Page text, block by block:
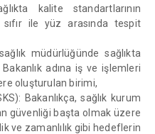
kalite standartlarının
ile yüz arasında tespit
müdürlüğünde sağlıkta
adına iş ve işlemleri
oluşturulan birimi,
Bakanlıkça, sağlık kurum
güvenliği başta olmak üzere
ve zamanlılık gibi hedeflerin